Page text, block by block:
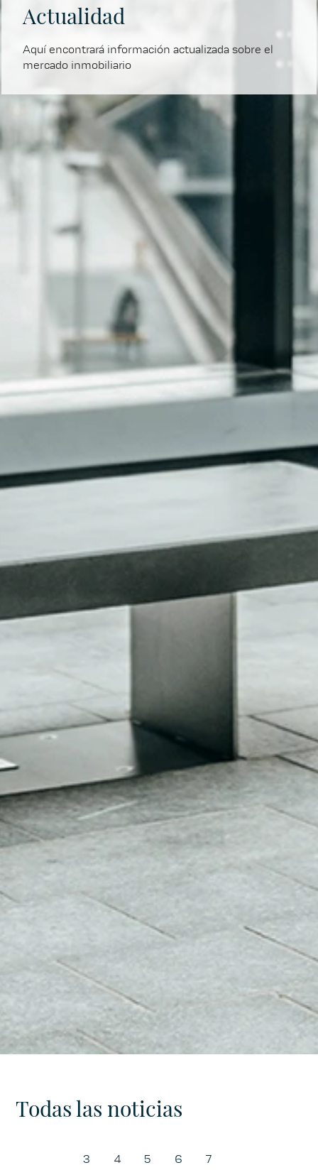
Actualidad
Aquí encontrará información actualizada sobre el
mercado inmobiliario
Todas las noticias
3 4 5 6 7